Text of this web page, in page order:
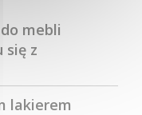
mebli
się z
lakierem